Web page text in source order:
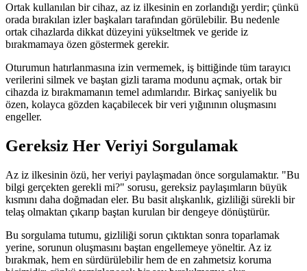
Ortak kullanılan bir cihaz, az iz ilkesinin en zorlandığı yerdir; çünkü
orada bırakılan izler başkaları tarafından görülebilir. Bu nedenle
ortak cihazlarda dikkat düzeyini yükseltmek ve geride iz
bırakmamaya özen göstermek gerekir.
Oturumun hatırlanmasına izin vermemek, iş bittiğinde tüm tarayıcı
verilerini silmek ve baştan gizli tarama modunu açmak, ortak bir
cihazda iz bırakmamanın temel adımlarıdır. Birkaç saniyelik bu
özen, kolayca gözden kaçabilecek bir veri yığınının oluşmasını
engeller.
Gereksiz Her Veriyi Sorgulamak
Az iz ilkesinin özü, her veriyi paylaşmadan önce sorgulamaktır. "Bu
bilgi gerçekten gerekli mi?" sorusu, gereksiz paylaşımların büyük
kısmını daha doğmadan eler. Bu basit alışkanlık, gizliliği sürekli bir
telaş olmaktan çıkarıp baştan kurulan bir dengeye dönüştürür.
Bu sorgulama tutumu, gizliliği sorun çıktıktan sonra toparlamak
yerine, sorunun oluşmasını baştan engellemeye yöneltir. Az iz
bırakmak, hem en sürdürülebilir hem de en zahmetsiz koruma